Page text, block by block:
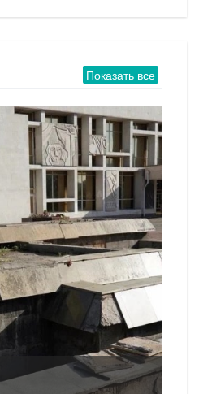
Показать все